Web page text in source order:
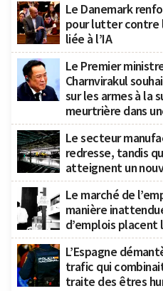
Le Danemark
pour lutter contre
liée à l’IA
Le Premier
Charnvirakul
sur les armes à la
meurtrière dans
Le secteur
redresse, tandis
atteignent un
Le marché de
manière
d’emplois placent
L’Espagne
trafic qui
traite des êtres